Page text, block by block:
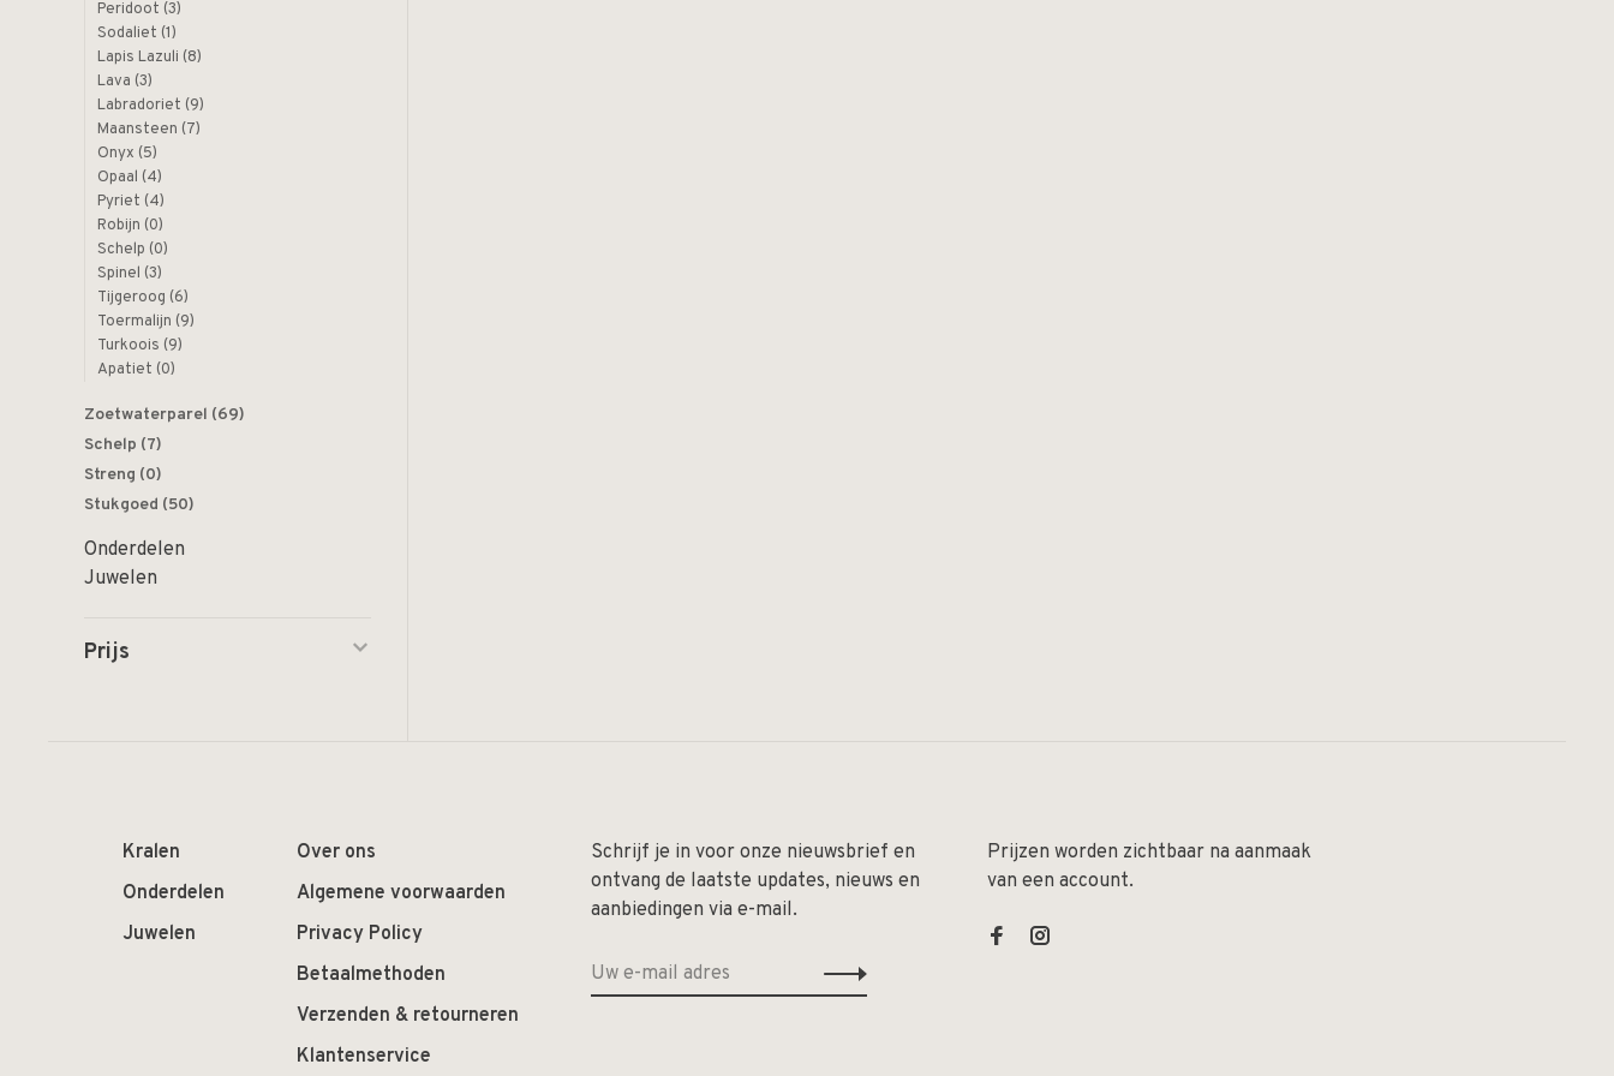
Peridoot (3)
Sodaliet (1)
Lapis Lazuli (8)
Lava (3)
Labradoriet (9)
Maansteen (7)
Onyx (5)
Opaal (4)
Pyriet (4)
Robijn (0)
Schelp (0)
Spinel (3)
Tijgeroog (6)
Toermalijn (9)
Turkoois (9)
Apatiet (0)
Zoetwaterparel (69)
Schelp (7)
Streng (0)
Stukgoed (50)
Onderdelen
Juwelen
Prijs
Kralen
Onderdelen
Juwelen
Over ons
Algemene voorwaarden
Privacy Policy
Betaalmethoden
Verzenden & retourneren
Klantenservice
Schrijf je in voor onze nieuwsbrief en
ontvang de laatste updates, nieuws en
aanbiedingen via e-mail.
Prijzen worden zichtbaar na aanmaak
van een account.